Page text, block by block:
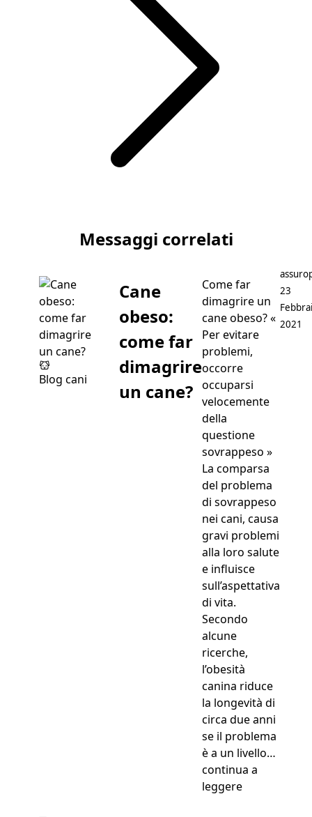
Messaggi correlati
Blog cani
Cane
obeso:
come far
dimagrire
un cane?
Come far
dimagrire un
cane obeso? «
Per evitare
problemi,
occorre
occuparsi
velocemente
della
questione
sovrappeso »
La comparsa
del problema
di sovrappeso
nei cani, causa
gravi problemi
alla loro salute
e influisce
sull’aspettativa
di vita.
Secondo
alcune
ricerche,
l’obesità
canina riduce
la longevità di
circa due anni
se il problema
è a un livello…
continua a
leggere“Cane
23
2021